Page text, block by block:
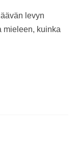
levyn
mieleen, kuinka